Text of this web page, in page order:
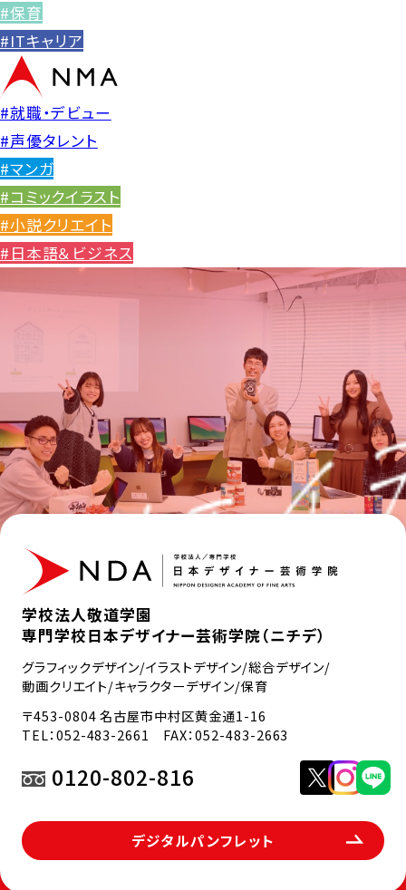
#保育
#ITキャリア
#就職・デビュー
#声優タレント
#マンガ
#コミックイラスト
#小説クリエイト
#日本語＆ビジネス
学校法人敬道学園
専門学校日本デザイナー芸術学院（ニチデ）
グラフィックデザイン/イラストデザイン/総合デザイン/
動画クリエイト/キャラクターデザイン/保育
〒453-0804 名古屋市中村区黄金通1-16
TEL：052-483-2661 FAX：052-483-2663
0120-802-816
デジタルパンフレット